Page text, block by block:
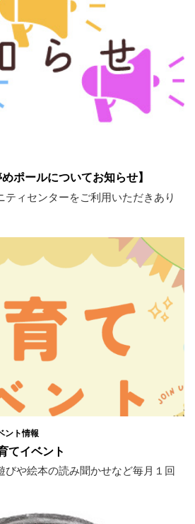
ポールについてお知らせ】
ティセンターをご利用いただきあり
ント情報
てイベント
びや絵本の読み聞かせなど毎月１回